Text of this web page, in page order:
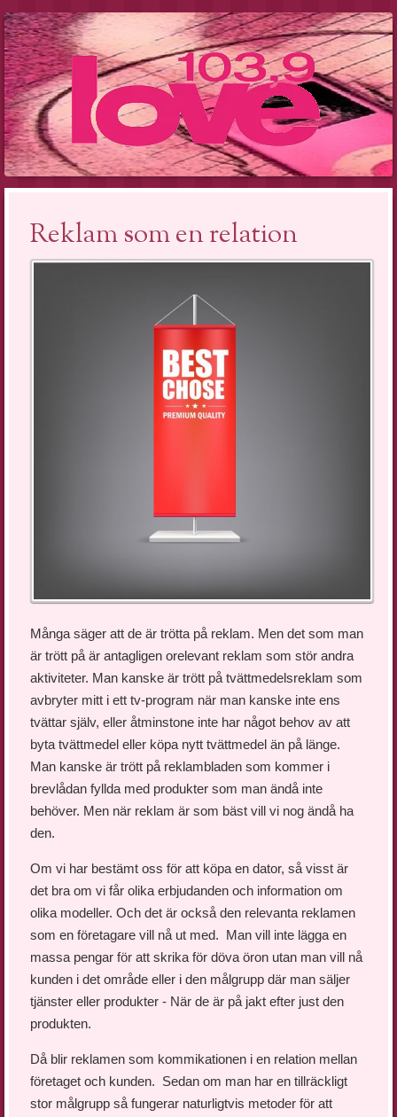
Reklam som en relation
Många säger att de är trötta på reklam. Men det som man
är trött på är antagligen orelevant reklam som stör andra
aktiviteter. Man kanske är trött på tvättmedelsreklam som
avbryter mitt i ett tv-program när man kanske inte ens
tvättar själv, eller åtminstone inte har något behov av att
byta tvättmedel eller köpa nytt tvättmedel än på länge.
Man kanske är trött på reklambladen som kommer i
brevlådan fyllda med produkter som man ändå inte
behöver. Men när reklam är som bäst vill vi nog ändå ha
den.
Om vi har bestämt oss för att köpa en dator, så visst är
det bra om vi får olika erbjudanden och information om
olika modeller. Och det är också den relevanta reklamen
som en företagare vill nå ut med. Man vill inte lägga en
massa pengar för att skrika för döva öron utan man vill nå
kunden i det område eller i den målgrupp där man säljer
tjänster eller produkter - När de är på jakt efter just den
produkten.
Då blir reklamen som kommikationen i en relation mellan
företaget och kunden. Sedan om man har en tillräckligt
stor målgrupp så fungerar naturligtvis metoder för att